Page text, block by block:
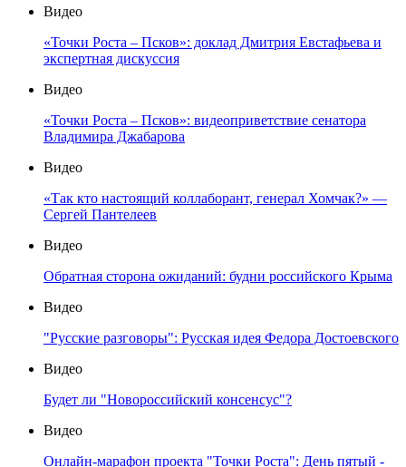
Видео
«Точки Роста – Псков»: доклад Дмитрия Евстафьева и
экспертная дискуссия
Видео
«Точки Роста – Псков»: видеоприветствие сенатора
Владимира Джабарова
Видео
«Так кто настоящий коллаборант, генерал Хомчак?» —
Сергей Пантелеев
Видео
Обратная сторона ожиданий: будни российского Крыма
Видео
"Русские разговоры": Русская идея Федора Достоевского
Видео
Будет ли "Новороссийский консенсус"?
Видео
Онлайн-марафон проекта "Точки Роста": День пятый -